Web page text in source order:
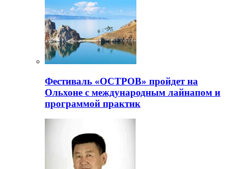
Фестиваль «ОСТРОВ» пройдет на
Ольхоне с международным лайнапом и
программой практик